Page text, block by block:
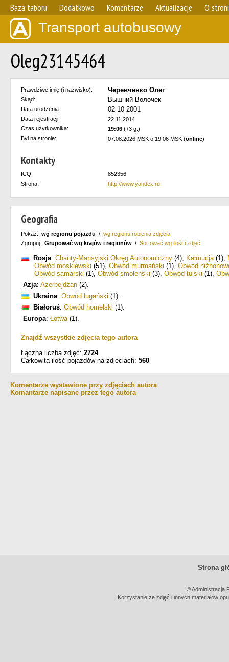
Baza taboru Dodatkowo Komentarze Aktualizacje O
Transport autobusowy
Oleg23145464
Prawdziwe imię (i nazwisko): Черевченко Олег
Skąd: Вышний Волочек
Data urodzenia: 02 10 2001
Data rejestracji:
22.11.2014
Czas użytkownika:
19:06 (+3 g.)
Był na stronie:
07.08.2026 MSK o 19:06 MSK (online)
Kontakty
ICQ:
852356
Strona:
http://www.yandex.ru
Geografia
Pokaż: wg regionu pojazdu / wg regionu robienia zdjęcia
Zgrupuj: Grupować wg krajów i regionów / Sortować wg ilości zdjęć
Rosja: Chanty-Mansyjski Okręg Autonomiczny (4), Kałmucja(1),
Obwód moskiewski (51), Obwód murmański (1), Obwód
Obwód samarski (1), Obwód smoleński (3), Obwód tulski (1),
Azja: Azerbejdżan (2).
Ukraina: Obwód ługański (1).
Białoruś: Obwód homelski (1).
Europa: Łotwa(1).
Znajdź wszystkie zdjęcia tego autora
Łączna liczba zdjęć: 2724
Całkowita ilość pojazdów na zdjęciach: 560
Komentarze wystawione przy zdjęciach autora
Komantarze napisane przez tego autora
Strona
© Administracja
Korzystanie ze zdjęć i innych materiałów